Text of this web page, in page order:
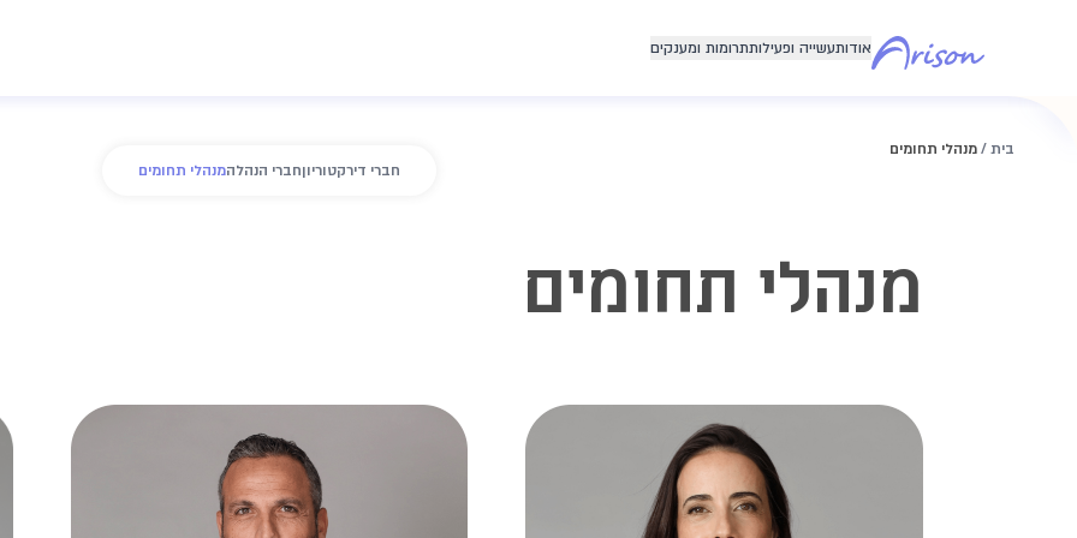
אודותעשייה ופעילותתרומות ומענקים
בית/מנהלי תחומים
חברי דירקטוריוןחברי הנהלהמנהלי תחומים
מנהלי תחומים